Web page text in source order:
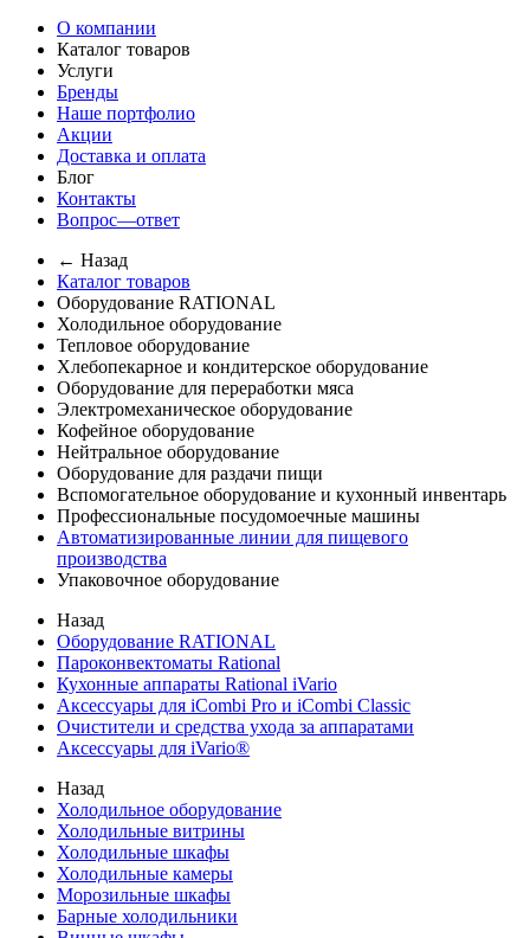
О компании
Каталог товаров
Услуги
Бренды
Наше портфолио
Акции
Доставка и оплата
Блог
Контакты
Вопрос—ответ
← Назад
Каталог товаров
Оборудование RATIONAL
Холодильное оборудование
Тепловое оборудование
Хлебопекарное и кондитерское оборудование
Оборудование для переработки мяса
Электромеханическое оборудование
Кофейное оборудование
Нейтральное оборудование
Оборудование для раздачи пищи
Вспомогательное оборудование и кухонный инвентарь
Профессиональные посудомоечные машины
Автоматизированные линии для пищевого
производства
Упаковочное оборудование
Назад
Оборудование RATIONAL
Пароконвектоматы Rational
Кухонные аппараты Rational iVario
Аксессуары для iCombi Pro и iCombi Classic
Очистители и средства ухода за аппаратами
Аксессуары для iVario®
Назад
Холодильное оборудование
Холодильные витрины
Холодильные шкафы
Холодильные камеры
Морозильные шкафы
Барные холодильники